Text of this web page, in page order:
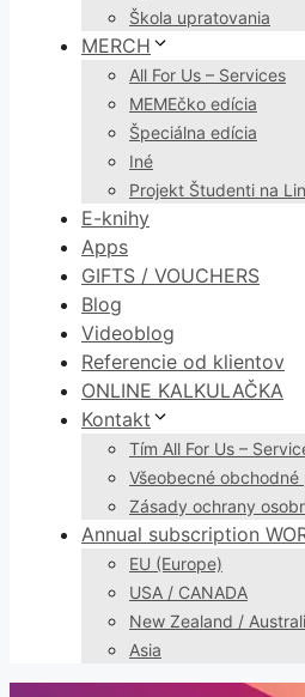
Škola upratovania
MERCH
All For Us – Services
MEMEčko edícia
Špeciálna edícia
Iné
Projekt Študenti na
E-knihy
Apps
GIFTS / VOUCHERS
Blog
Videoblog
Referencie od klientov
ONLINE KALKULAČKA
Kontakt
Tím All For Us –
Všeobecné obchodné
Zásady ochrany
Annual subscription
EU (Europe)
USA / CANADA
New Zealand /
Asia